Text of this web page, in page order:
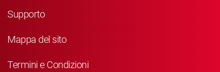
Supporto
Mappa del sito
Termini e Condizioni